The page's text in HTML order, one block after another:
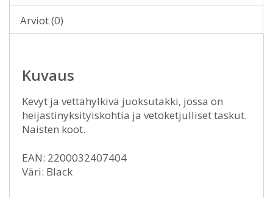
Arviot (0)
Kuvaus
Kevyt ja vettähylkivä juoksutakki, jossa on
heijastinyksityiskohtia ja vetoketjulliset taskut.
Naisten koot.
EAN: 2200032407404
Väri: Black